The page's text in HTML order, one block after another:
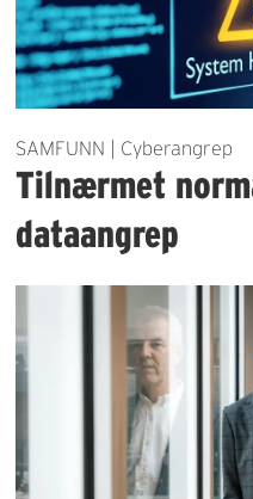
SAMFUNN | Cyberangrep
Tilnærmet
dataangrep